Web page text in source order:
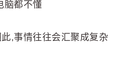
脑都不懂
,事情往往会汇聚成复杂